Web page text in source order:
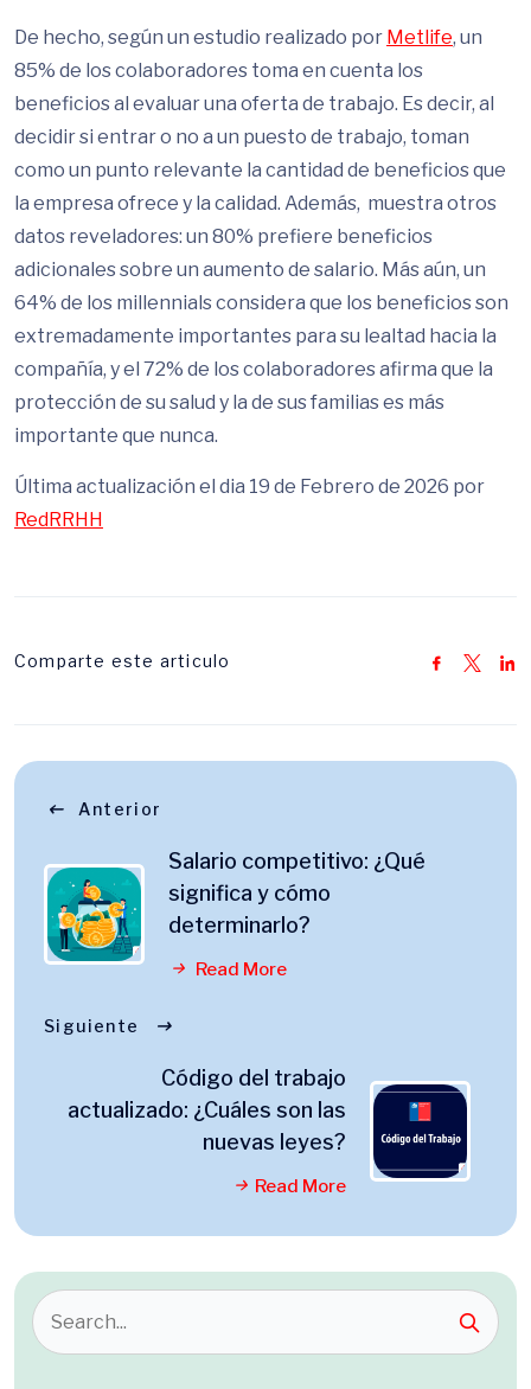
De hecho, según un estudio realizado por Metlife, un
85% de los colaboradores toma en cuenta los
beneficios al evaluar una oferta de trabajo. Es decir, al
decidir si entrar o no a un puesto de trabajo, toman
como un punto relevante la cantidad de beneficios que
la empresa ofrece y la calidad. Además, muestra otros
datos reveladores: un 80% prefiere beneficios
adicionales sobre un aumento de salario​​. Más aún, un
64% de los millennials considera que los beneficios son
extremadamente importantes para su lealtad hacia la
compañía, y el 72% de los colaboradores afirma que la
protección de su salud y la de sus familias es más
importante que nunca.
Última actualización el dia 19 de Febrero de 2026 por
RedRRHH
Comparte este articulo
Anterior
Salario competitivo: ¿Qué
significa y cómo
determinarlo?
Read More
Siguiente
Código del trabajo
actualizado: ¿Cuáles son las
nuevas leyes?
Read More